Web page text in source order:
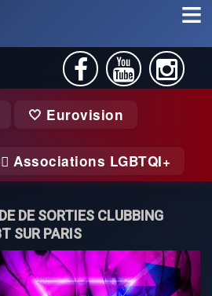
🤍 Eurovision
Associations LGBTQI+
DE SORTIES CLUBBING
SUR PARIS